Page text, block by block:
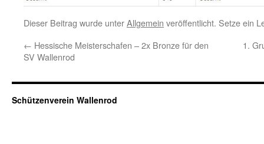
Dieser Beitrag wurde unterAllgemein veröffentlicht. Setze ein
← Hessische Meisterschafen – 2x Bronze für den
SV Wallenrod
1.
Schützenverein Wallenrod